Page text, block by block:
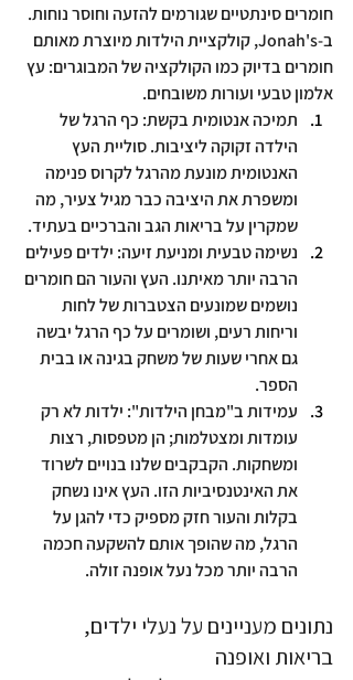
חומרים סינתטיים שגורמים להזעה וחוסר נוחות.
ב-Jonah's, קולקציית הילדות מיוצרת מאותם
חומרים בדיוק כמו הקולקציה של המבוגרים: עץ
אלמון טבעי ועורות משובחים.
תמיכה אנטומית בקשת: כף הרגל של
הילדה זקוקה ליציבות. סוליית העץ
האנטומית מונעת מהרגל לקרוס פנימה
ומשפרת את היציבה כבר מגיל צעיר, מה
שמקרין על בריאות הגב והברכיים בעתיד.
נשימה טבעית ומניעת זיעה: ילדים פעילים
הרבה יותר מאיתנו. העץ והעור הם חומרים
נושמים שמונעים הצטברות של לחות
וריחות רעים, ושומרים על כף הרגל יבשה
גם אחרי שעות של משחק בגינה או בבית
הספר.
עמידות ב"מבחן הילדות": ילדות לא רק
עומדות ומצטלמות; הן מטפסות, רצות
ומשחקות. הקבקבים שלנו בנויים לשרוד
את האינטנסיביות הזו. העץ אינו נשחק
בקלות והעור חזק מספיק כדי להגן על
הרגל, מה שהופך אותם להשקעה חכמה
הרבה יותר מכל נעל אופנה זולה.
נתונים מעניינים על נעלי ילדים,
בריאות ואופנה